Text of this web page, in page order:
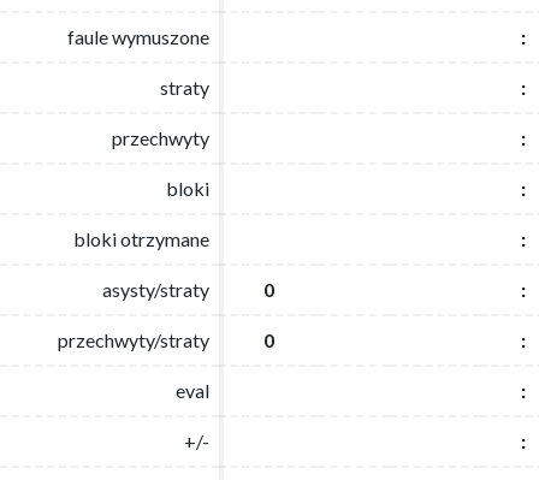
faule wymuszone :
straty :
przechwyty :
bloki :
bloki otrzymane :
asysty/straty 0 :
przechwyty/straty 0 :
eval :
+/- :
faule wymuszone :
straty :
przechwyty :
bloki :
bloki otrzymane :
asysty/straty 0 :
przechwyty/straty 0 :
eval :
+/- :